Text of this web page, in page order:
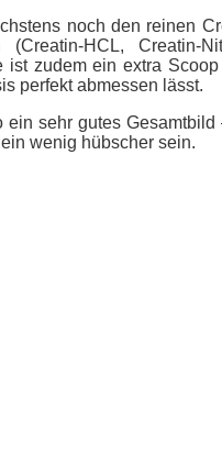
noch den reinen
(Creatin-HCL, Creatin-
ist zudem ein extra
perfekt abmessen lässt.
sehr gutes Gesamtbild
wenig hübscher sein.